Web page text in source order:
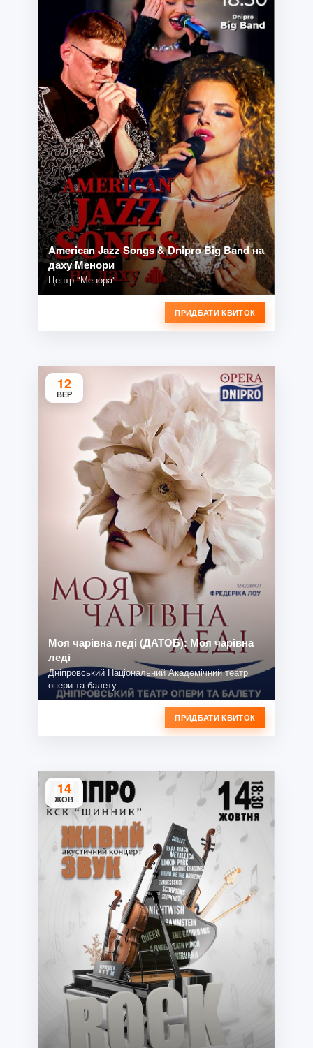
American Jazz Songs & Dnipro Big Band на
даху Менори
Центр "Менора"
ПРИДБАТИ КВИТОК
12
ВЕР
Моя чарівна леді (ДАТОБ): Моя чарівна
леді
Дніпровський Національний Академічний театр
опери та балету
ПРИДБАТИ КВИТОК
14
ЖОВ